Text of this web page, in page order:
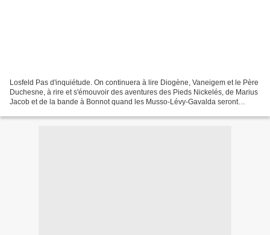
Losfeld Pas d'inquiétude. On continuera à lire Diogène, Vaneigem et le Père
Duchesne, à rire et s'émouvoir des aventures des Pieds Nickelés, de Marius
Jacob et de la bande à Bonnot quand les Musso-Lévy-Gavalda seront